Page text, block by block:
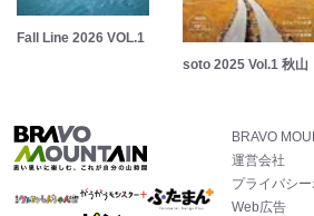
Fall Line 2026 VOL.1
soto 2025 Vol.1 秋山
BRAVO
運営会社
プライバシ
Web広告